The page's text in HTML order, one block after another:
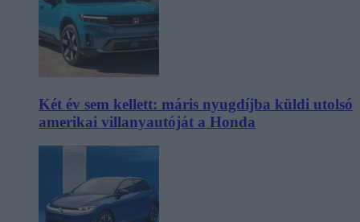
Két év sem kellett: máris nyugdíjba küldi utolsó
amerikai villanyautóját a Honda